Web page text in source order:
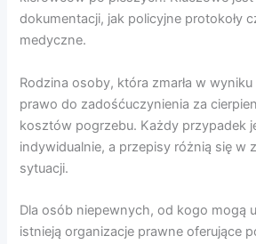
dokumentacji, jak policyjne protokoły
medyczne.
Rodzina osoby, która zmarła w
prawo do zadośćuczynienia za
kosztów pogrzebu. Każdy przypadek
indywidualnie, a przepisy różnią się w
sytuacji.
Dla osób niepewnych, od kogo mogą
istnieją organizacje prawne oferujące